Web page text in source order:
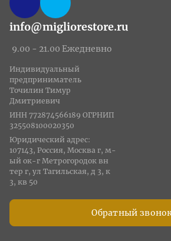
info@migliorestore.ru
9.00 - 21.00 Ежедневно
Обратный
Индивидуальный
предприниматель
Точилин Тимур
Дмитриевич
ИНН 772874566189 ОГРНИП
325508100020350
Юридический адрес:
107143, Россия, Москва г, м-
ый ок-г Метрогородок вн
тер г, ул Тагильская, д 3, к
3, кв 50